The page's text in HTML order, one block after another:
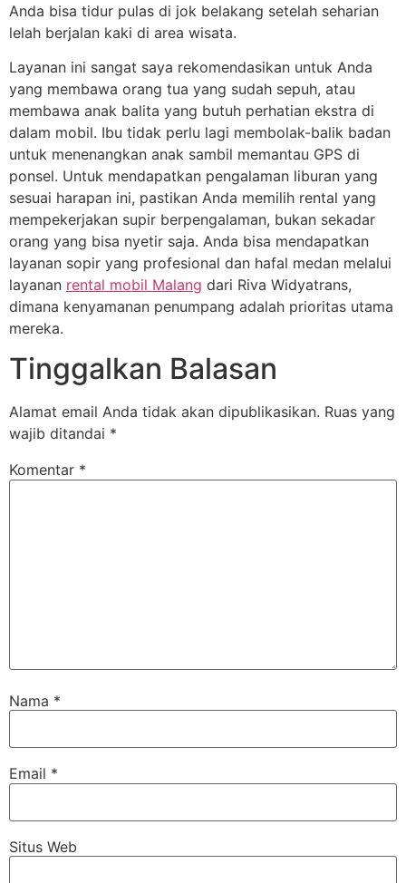
Anda bisa tidur pulas di jok belakang setelah seharian
lelah berjalan kaki di area wisata.
Layanan ini sangat saya rekomendasikan untuk Anda
yang membawa orang tua yang sudah sepuh, atau
membawa anak balita yang butuh perhatian ekstra di
dalam mobil. Ibu tidak perlu lagi membolak-balik badan
untuk menenangkan anak sambil memantau GPS di
ponsel. Untuk mendapatkan pengalaman liburan yang
sesuai harapan ini, pastikan Anda memilih rental yang
mempekerjakan supir berpengalaman, bukan sekadar
orang yang bisa nyetir saja. Anda bisa mendapatkan
layanan sopir yang profesional dan hafal medan melalui
layanan rental mobil Malang dari Riva Widyatrans,
dimana kenyamanan penumpang adalah prioritas utama
mereka.
Tinggalkan Balasan
Alamat email Anda tidak akan dipublikasikan. Ruas yang
wajib ditandai *
Komentar *
Nama *
Email *
Situs Web